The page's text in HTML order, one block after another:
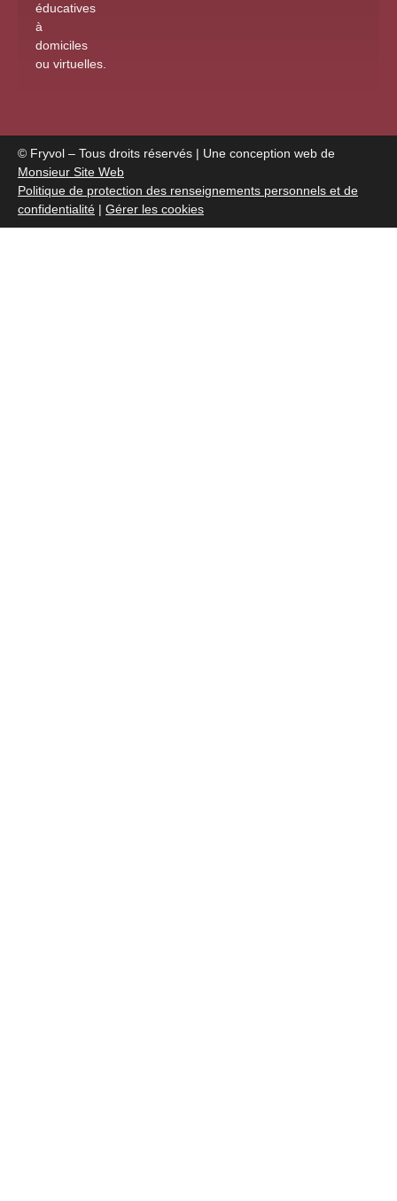
éducatives
à
domiciles
ou virtuelles
© Fryvol – Tous droits réservés | Une conception web de
Monsieur Site Web
Politique de protection des renseignements personnels et de
confidentialité | Gérer les cookies